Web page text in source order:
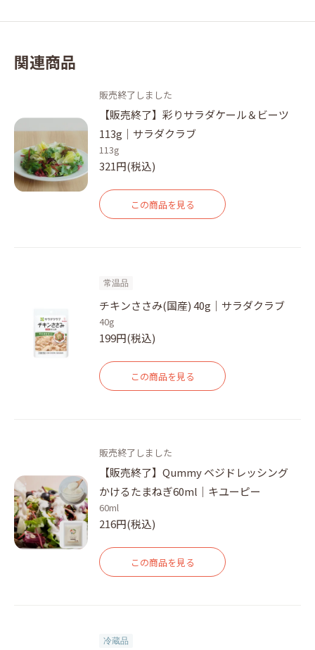
関連商品
販売終了しました
【販売終了】彩りサラダケール＆ビーツ
113g｜サラダクラブ
113g
321円(税込)
この商品を見る
常温品
チキンささみ(国産) 40g｜サラダクラブ
40g
199円(税込)
この商品を見る
販売終了しました
【販売終了】Qummy ベジドレッシング
かけるたまねぎ60ml｜キユーピー
60ml
216円(税込)
この商品を見る
冷蔵品